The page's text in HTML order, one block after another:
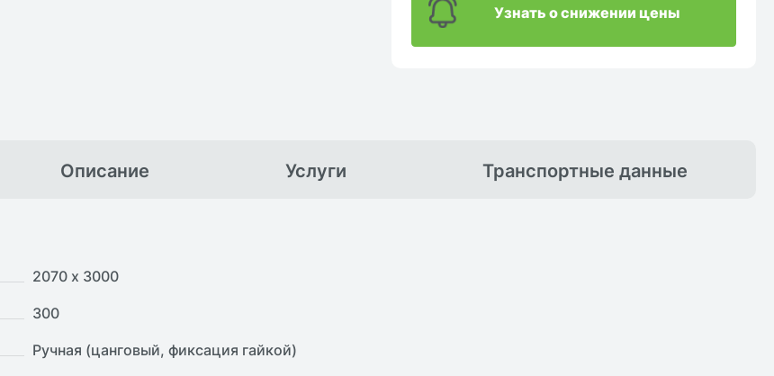
Узнать о снижении цены
Описание Услуги Транспортные данные
2070 х 3000
300
Ручная (цанговый, фиксация гайкой)